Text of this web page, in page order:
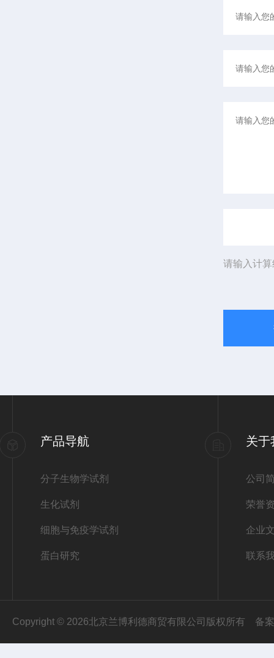
请输入计
产品导航
分子生物学试剂
生化试剂
细胞与免疫学试剂
蛋白研究
关于
公司
荣誉
企业
联系
Copyright © 2026北京兰博利德商贸有限公司版权所有 备